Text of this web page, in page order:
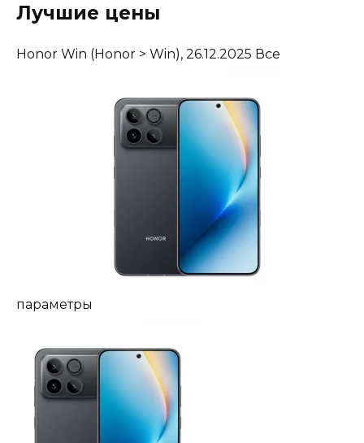
Лучшие цены
Honor Win (Honor > Win), 26.12.2025 Все
параметры